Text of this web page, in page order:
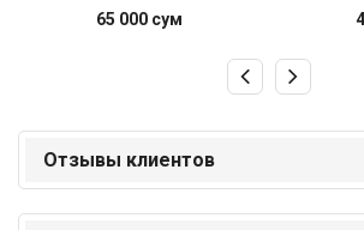
65 000 сум
Отзывы клиентов